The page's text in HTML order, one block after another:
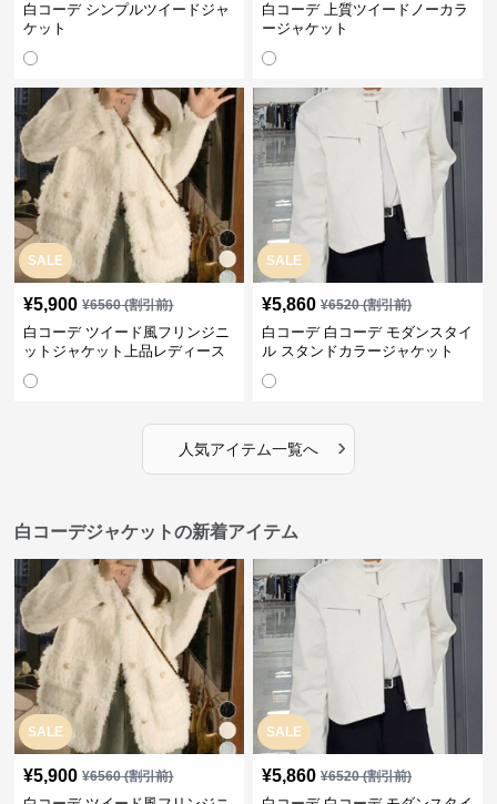
白コーデ シンプルツイードジャ
ケット
白コーデ 上質ツイードノーカラ
ージャケット
SALE
¥5,900 ¥6560(割引前)
白コーデ ツイード風フリンジニ
ットジャケット上品レディース
SALE
¥5,860 ¥6520(割引前)
白コーデ 白コーデ モダンスタイ
ル スタンドカラージャケット
人気アイテム一覧へ ›
白コーデジャケットの新着アイテム
SALE
¥5,900 ¥6560(割引前)
SALE
¥5,860 ¥6520(割引前)